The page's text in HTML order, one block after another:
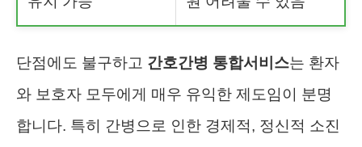
단점에도 불구하고 간호간병 통합서비스는 환자
와 보호자 모두에게 매우 유익한 제도임이 분명
합니다. 특히 간병으로 인한 경제적, 정신적 소진